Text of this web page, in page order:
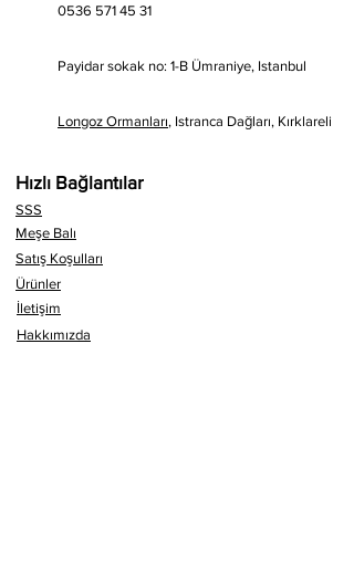
0536 571 45 31
Payidar sokak no: 1-B Ümraniye, Istanbul
Longoz Ormanları, Istranca Dağları, Kırklareli
Hızlı Bağlantılar
SSS
Meşe Balı
Satış Koşulları
Ürünler
İletişim
Hakkımızda